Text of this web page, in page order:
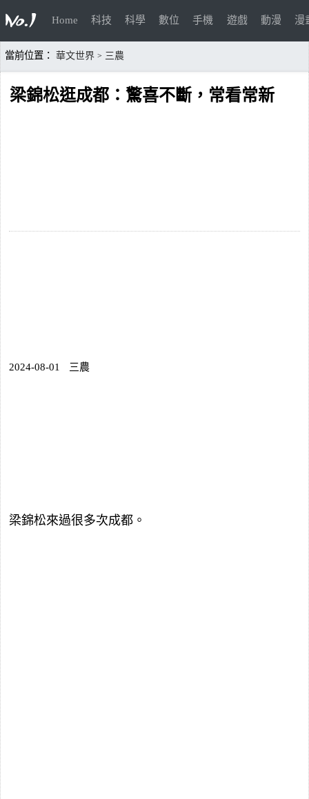
Home 科技 科學 數位 手機 遊戲 動漫 漫
當前位置： 華文世界 > 三農
梁錦松逛成都：驚喜不斷，常看常新
2024-08-01 三農
梁錦松來過很多次成都。